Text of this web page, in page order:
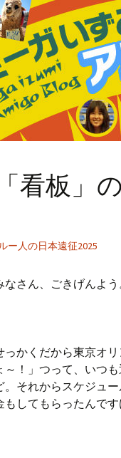
看板」
ー人の日本遠征2025
さん、ごきげんよう
っかくだから東京オ
～！」つって、いつ
それからスケジュ
してもらったんです